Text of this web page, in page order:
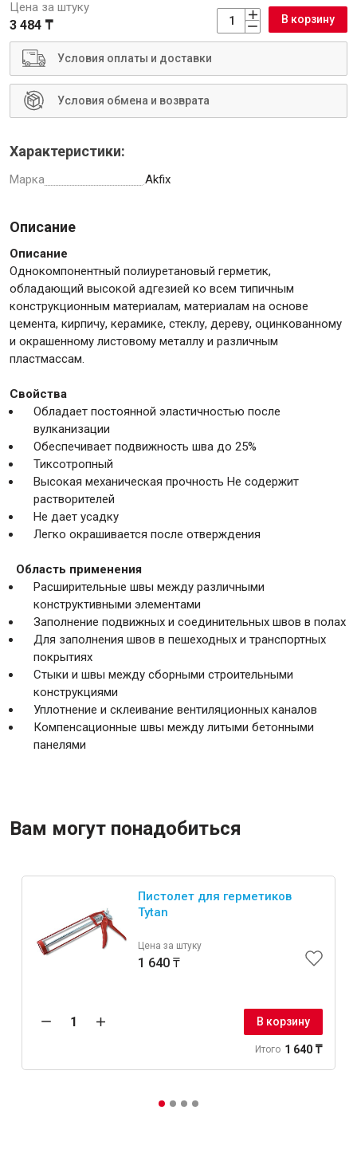
Цена за штуку
3 484 ₸ В корзину
Условия оплаты и доставки
Условия обмена и возврата
Характеристики:
Марка Akfix
Описание
Описание
Однокомпонентный полиуретановый герметик,
обладающий высокой адгезией ко всем типичным
конструкционным материалам, материалам на основе
цемента, кирпичу, керамике, стеклу, дереву, оцинкованному
и окрашенному листовому металлу и различным
пластмассам.
Свойства
Обладает постоянной эластичностью после
вулканизации
Обеспечивает подвижность шва до 25%
Тиксотропный
Высокая механическая прочность Не содержит
растворителей
Не дает усадку
Легко окрашивается после отверждения
Область применения
Расширительные швы между различными
конструктивными элементами
Заполнение подвижных и соединительных швов в полах
Для заполнения швов в пешеходных и транспортных
покрытиях
Стыки и швы между сборными строительными
конструкциями
Уплотнение и склеивание вентиляционных каналов
Компенсационные швы между литыми бетонными
панелями
Вам могут понадобиться
Пистолет для герметиков
Tytan
Цена за штуку
1 640 ₸
В корзину
Итого 1 640 ₸
Инструменты
Специализированный инструмент
Пистолеты для ремонта
Ещё 2
Сантехника
Крепежи
Анкеры
Монтажные ленты
Канаты, шнуры
Всё для дома и сада
Товары для бани и сауны
Оборудование для клининга и уборки